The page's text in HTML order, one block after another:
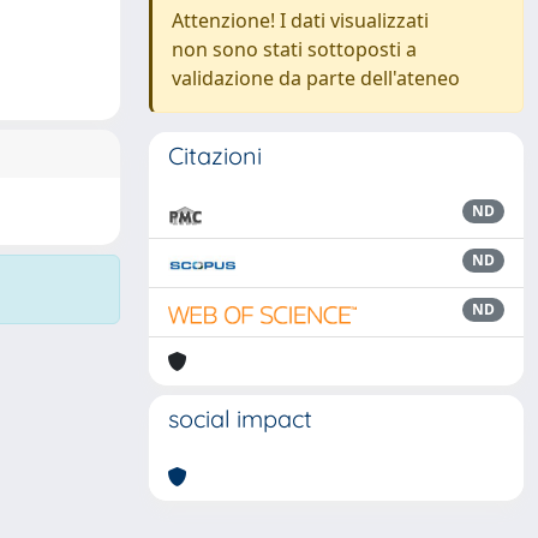
Attenzione! I dati visualizzati
non sono stati sottoposti a
validazione da parte dell'ateneo
Citazioni
ND
ND
ND
social impact